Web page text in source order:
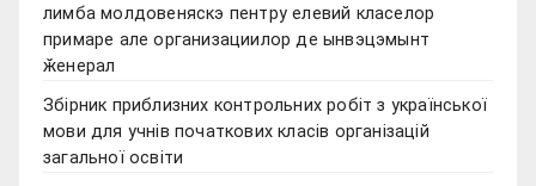
лимба молдовеняскэ пентру елевий класелор
примаре але организациилор де ынвэцэмынт
ӂенерал
Збірник приблизних контрольних робіт з української
мови для учнів початкових класів організацій
загальної освіти